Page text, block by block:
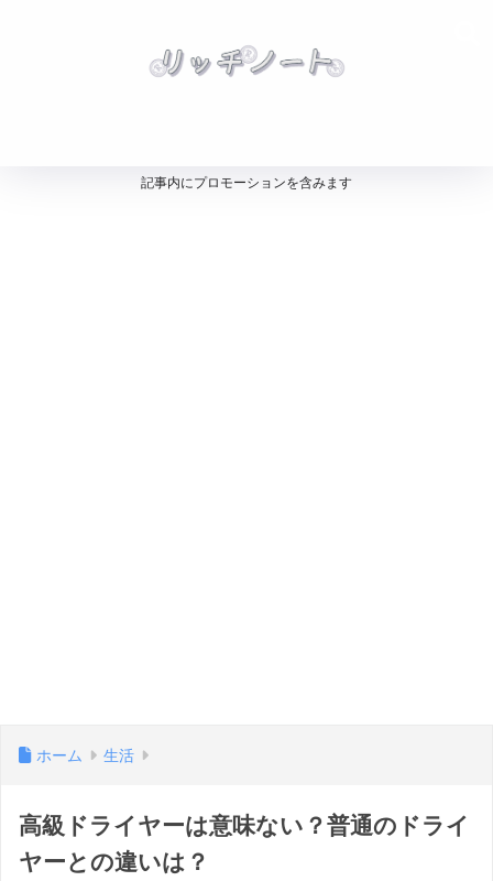
記事内にプロモーションを含みます
ホーム 生活
高級ドライヤーは意味ない？普通のドライ
ヤーとの違いは？